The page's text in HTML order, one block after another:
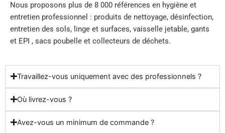
Nous proposons plus de 8 000 références en hygiène et
entretien professionnel : produits de nettoyage, désinfection,
entretien des sols, linge et surfaces, vaisselle jetable, gants
et EPI , sacs poubelle et collecteurs de déchets.
Travaillez-vous uniquement avec des professionnels ?
Où livrez-vous ?
Avez-vous un minimum de commande ?